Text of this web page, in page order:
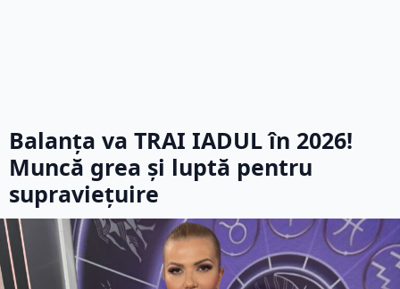
Balanța va TRAI IADUL în 2026!
Muncă grea și luptă pentru
supraviețuire